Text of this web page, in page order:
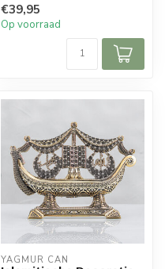
€39,95
Op voorraad
YAGMUR CAN